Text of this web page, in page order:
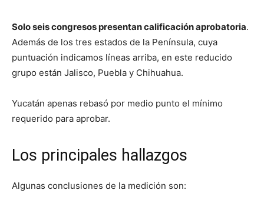
Solo seis congresos presentan calificación aprobatoria.
Además de los tres estados de la Península, cuya
puntuación indicamos líneas arriba, en este reducido
grupo están Jalisco, Puebla y Chihuahua.
Yucatán apenas rebasó por medio punto el mínimo
requerido para aprobar.
Los principales hallazgos
Algunas conclusiones de la medición son: